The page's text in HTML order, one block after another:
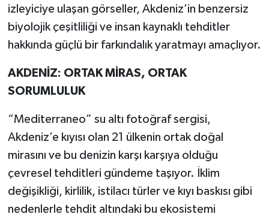
izleyiciye ulaşan görseller, Akdeniz’in benzersiz
biyolojik çeşitliliği ve insan kaynaklı tehditler
hakkında güçlü bir farkındalık yaratmayı amaçlıyor.
AKDENİZ: ORTAK MİRAS, ORTAK
SORUMLULUK
“Mediterraneo” su altı fotoğraf sergisi,
Akdeniz’e kıyısı olan 21 ülkenin ortak doğal
mirasını ve bu denizin karşı karşıya olduğu
çevresel tehditleri gündeme taşıyor. İklim
değişikliği, kirlilik, istilacı türler ve kıyı baskısı gibi
nedenlerle tehdit altındaki bu ekosistemi